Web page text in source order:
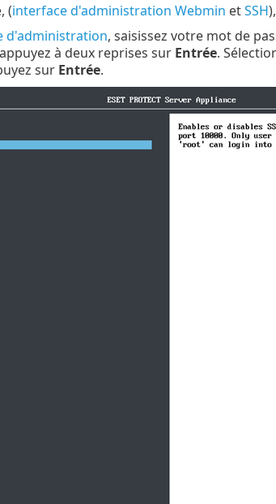
(interface d'administration Webmin etSSH
d'administration, saisissez votre mot de
à deux reprises sur Entrée.
sur Entrée.